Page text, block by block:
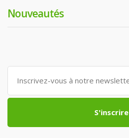
Nouveautés
S'inscrire